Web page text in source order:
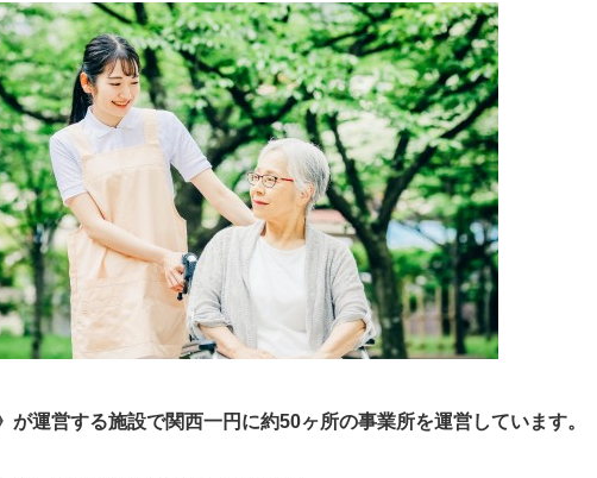
運営する施設で関西一円に約50ヶ所の事業所を運営しています。